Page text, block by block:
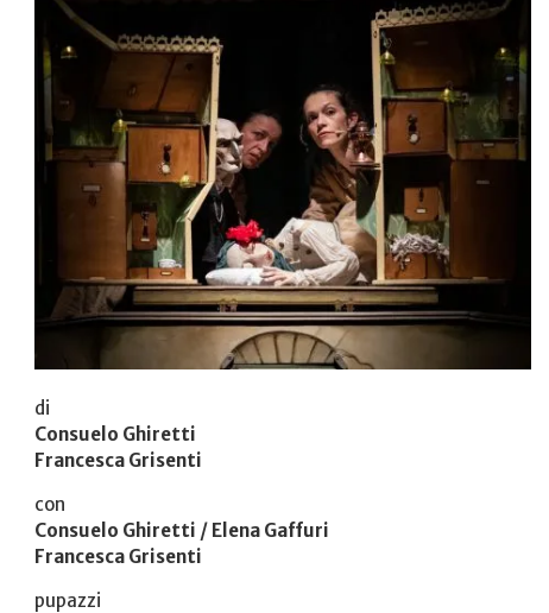
di
Consuelo Ghiretti
Francesca Grisenti
con
Consuelo Ghiretti / Elena Gaffuri
Francesca Grisenti
pupazzi